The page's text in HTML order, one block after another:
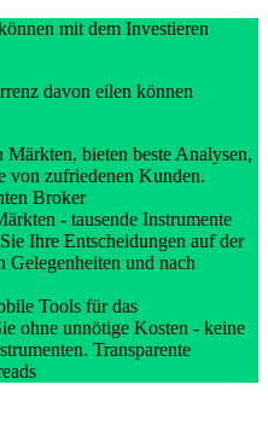
mit dem Investieren
davon eilen können
Märkten, bieten beste Analysen,
von zufriedenen Kunden.
Broker
- tausende Instrumente
Ihre Entscheidungen auf der
Gelegenheiten und nach
Tools für das
ohne unnötige Kosten - keine
Transparente